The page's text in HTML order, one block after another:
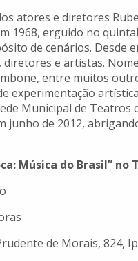
atores e diretores
1968, erguido no
de cenários. Desde
e artistas.
entre muitos
experimentação
Municipal de
junho de 2012,
Música do Brasil” no
de Morais, 824,